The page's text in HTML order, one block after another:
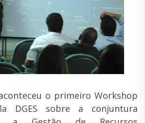
o primeiro Workshop
DGES sobre a conjuntura